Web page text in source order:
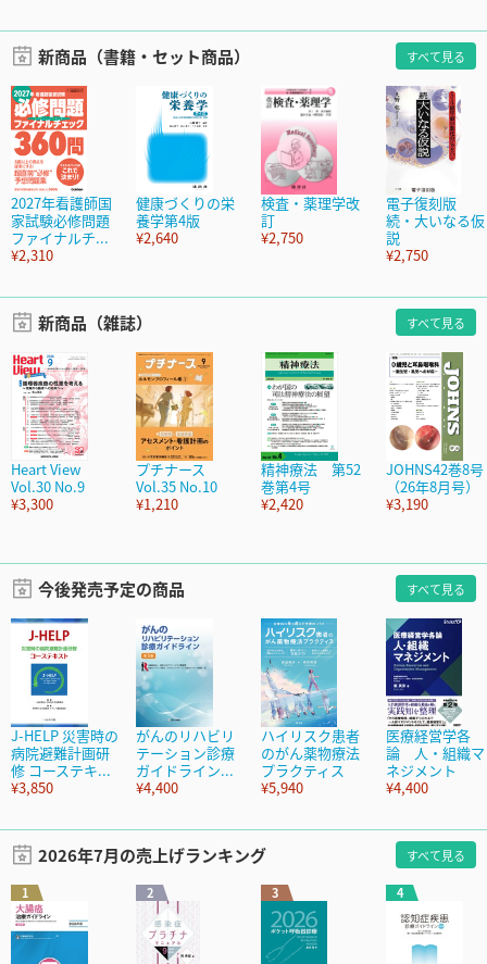
新商品（書籍・セット商品） すべて見る
2027年看護師国
家試験必修問題
ファイナルチ...
¥2,310
健康づくりの栄
養学第4版
¥2,640
検査・薬理学改
訂
¥2,750
電子復刻版
続・大いなる仮
説
¥2,750
新商品（雑誌） すべて見る
Heart View
Vol.30 No.9
¥3,300
プチナース
Vol.35 No.10
¥1,210
精神療法 第52
巻第4号
¥2,420
JOHNS42巻8号
（26年8月号）
¥3,190
今後発売予定の商品 すべて見る
J-HELP 災害時の
病院避難計画研
修 コーステキ...
¥3,850
がんのリハビリ
テーション診療
ガイドライン...
¥4,400
ハイリスク患者
のがん薬物療法
プラクティス
¥5,940
医療経営学各
論 人・組織マ
ネジメント
¥4,400
2026年7月の売上げランキング すべて見る
1 2 3 4